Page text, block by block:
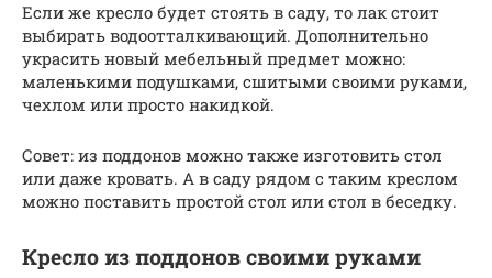
Если же кресло будет стоять в саду, то лак стоит
выбирать водоотталкивающий. Дополнительно
украсить новый мебельный предмет можно:
маленькими подушками, сшитыми своими руками,
чехлом или просто накидкой.
Совет: из поддонов можно также изготовить стол
или даже кровать. А в саду рядом с таким креслом
можно поставить простой стол или стол в беседку.
Кресло из поддонов своими руками